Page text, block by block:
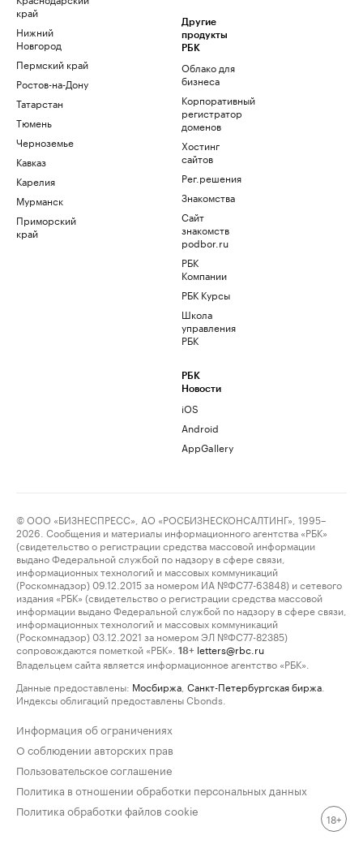
край
Нижний
Новгород
Пермский край
Ростов-на-Дону
Татарстан
Тюмень
Черноземье
Кавказ
Карелия
Мурманск
Приморский
край
Другие
продукты
РБК
Облако для
бизнеса
Корпоративный
регистратор
доменов
Хостинг
сайтов
Рег.решения
Знакомства
Сайт
знакомств
podbor.ru
РБК
Компании
РБК Курсы
Школа
управления
РБК
РБК
Новости
iOS
Android
AppGallery
© ООО «БИЗНЕСПРЕСС», АО «РОСБИЗНЕСКОНСАЛТИНГ», 1995–
2026. Сообщения и материалы информационного агентства «РБК»
(свидетельство о регистрации средства массовой информации
выдано Федеральной службой по надзору в сфере связи,
информационных технологий и массовых коммуникаций
(Роскомнадзор) 09.12.2015 за номером ИА №ФС77-63848) и сетевого
издания «РБК» (свидетельство о регистрации средства массовой
информации выдано Федеральной службой по надзору в сфере связи,
информационных технологий и массовых коммуникаций
(Роскомнадзор) 03.12.2021 за номером ЭЛ №ФС77-82385)
сопровождаются пометкой «РБК».
18+ letters@rbc.ru
Владельцем сайта является информационное агентство «РБК».
Данные предоставлены: Мосбиржа Санкт-Петербургская биржа
Индексы облигаций предоставлены Cbonds.
Информация об ограничениях
О соблюдении авторских прав
Пользовательское соглашение
Политика в отношении обработки персональных данных
Политика обработки файлов cookie
18+